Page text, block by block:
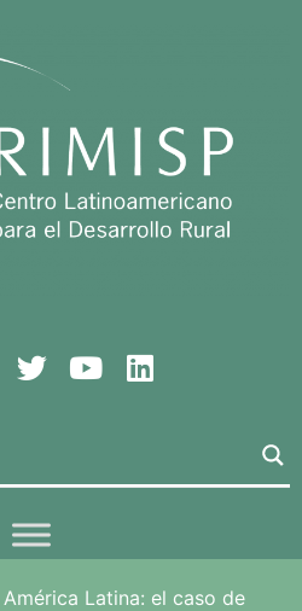
Latina: el caso de